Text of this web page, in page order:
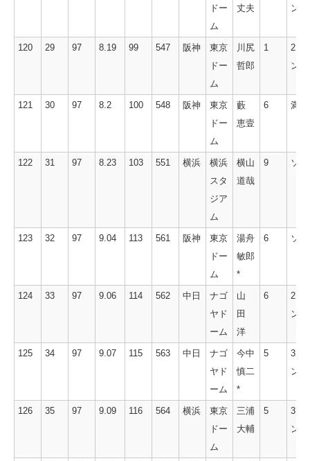
ドー
ム
丈夫 ン
120 29 97 8.19 99 547 阪神
東京
ドー
ム
川尻
哲郎
1
2ラ
ン
121 30 97 8.2 100 548 阪神
東京
ドー
ム
藪
恵壹
6 満塁
122 31 97 8.23 103 551 横浜
横浜
スタ
ジア
ム
横山
道哉
9 ソロ
123 32 97 9.04 113 561 阪神
東京
ドー
ム
湯舟
敏郎
*
6 ソロ
124 33 97 9.06 114 562 中日
ナゴ
ヤド
ーム
山
田
洋
6
2ラ
ン
125 34 97 9.07 115 563 中日
ナゴ
ヤド
ーム
今中
慎二
*
5
3ラ
ン
126 35 97 9.09 116 564 横浜
東京
ドー
ム
三浦
大輔
5
3ラ
ン